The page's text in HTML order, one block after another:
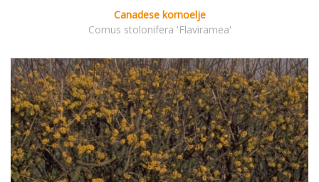
Canadese kornoelje
Cornus stolonifera 'Flaviramea'